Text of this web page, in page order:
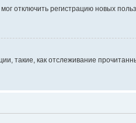
отключить регистрацию новых
такие, как отслеживание